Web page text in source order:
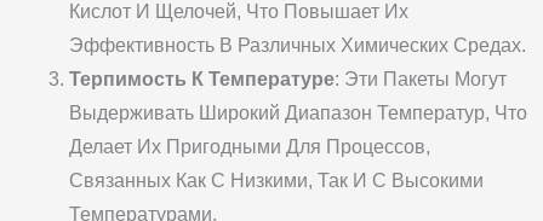
Кислот И Щелочей, Что Повышает Их
Эффективность В Различных Химических Средах.
Терпимость К Температуре: Эти Пакеты Могут
Выдерживать Широкий Диапазон Температур, Что
Делает Их Пригодными Для Процессов,
Связанных Как С Низкими, Так И С Высокими
Температурами.